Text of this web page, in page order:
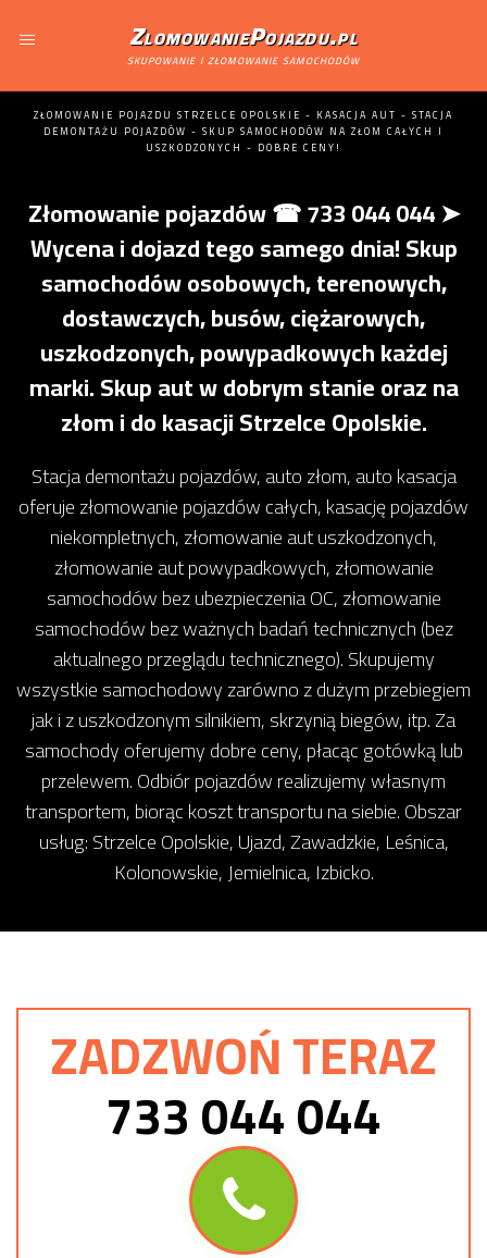
ZlomowaniePojazdu.pl
skupowanie i złomowanie samochodów
ZŁOMOWANIE POJAZDU STRZELCE OPOLSKIE - KASACJA AUT - STACJA
DEMONTAŻU POJAZDÓW - SKUP SAMOCHODÓW NA ZŁOM CAŁYCH I
USZKODZONYCH - DOBRE CENY!
Złomowanie pojazdów ☎ 733 044 044 ➤
Wycena i dojazd tego samego dnia! Skup
samochodów osobowych, terenowych,
dostawczych, busów, ciężarowych,
uszkodzonych, powypadkowych każdej
marki. Skup aut w dobrym stanie oraz na
złom i do kasacji Strzelce Opolskie.
Stacja demontażu pojazdów, auto złom, auto kasacja
oferuje złomowanie pojazdów całych, kasację pojazdów
niekompletnych, złomowanie aut uszkodzonych,
złomowanie aut powypadkowych, złomowanie
samochodów bez ubezpieczenia OC, złomowanie
samochodów bez ważnych badań technicznych (bez
aktualnego przeglądu technicznego). Skupujemy
wszystkie samochodowy zarówno z dużym przebiegiem
jak i z uszkodzonym silnikiem, skrzynią biegów, itp. Za
samochody oferujemy dobre ceny, płacąc gotówką lub
przelewem. Odbiór pojazdów realizujemy własnym
transportem, biorąc koszt transportu na siebie. Obszar
usług: Strzelce Opolskie, Ujazd, Zawadzkie, Leśnica,
Kolonowskie, Jemielnica, Izbicko.
ZADZWOŃ TERAZ
733 044 044